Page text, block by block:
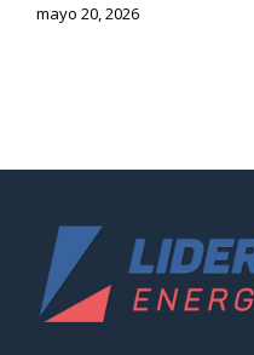
mayo 20, 2026